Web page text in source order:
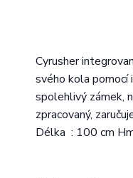
Cyrusher
svého kola
spolehlivý zámek,
zpracovaný,
Délka : 100 cm